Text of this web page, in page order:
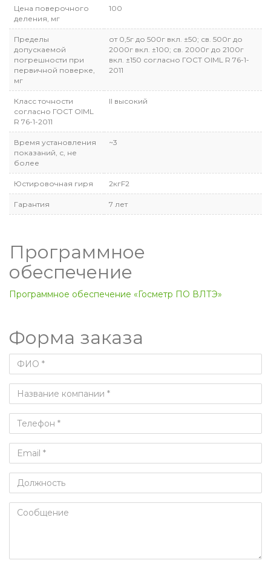
Цена поверочного
деления, мг
100
Пределы
допускаемой
погрешности при
первичной поверке,
мг
от 0,5г до 500г вкл. ±50; св. 500г до
2000г вкл. ±100; св. 2000г до 2100г
вкл. ±150 согласно ГОСТ OIML R 76-1-
2011
Класс точности
согласно ГОСТ OIML
R 76-1-2011
II высокий
Время установления
показаний, с, не
более
~3
Юстировочная гиря 2кгF2
Гарантия 7 лет
Программное
обеспечение
Программное обеспечение «Госметр ПО ВЛТЭ»
Форма заказа